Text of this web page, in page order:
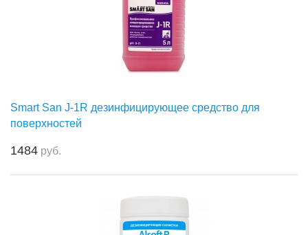
Smart San J-1R дезинфицирующее средство для
поверхностей
1484 руб.